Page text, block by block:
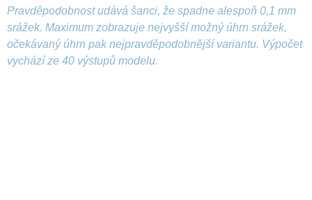
Pravděpodobnost udává šanci, že spadne alespoň 0,1 mm
srážek. Maximum zobrazuje nejvyšší možný úhrn srážek,
očekávaný úhrn pak nejpravděpodobnější variantu. Výpočet
vychází ze 40 výstupů modelu.